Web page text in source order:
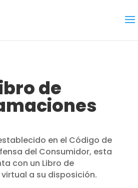
de
en el Código de
del Consumidor, esta
con un Libro de
a su disposición.